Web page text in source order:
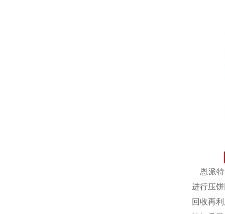
恩派特
进行压
回收再